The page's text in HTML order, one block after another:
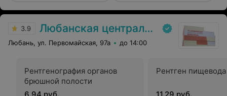
3.9 Любанская центральная районная больница
Любань, ул. Первомайская, 97а до 14:00
Рентгенография органов
брюшной полости
Рентген пищевода